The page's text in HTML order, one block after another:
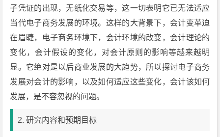
子凭证的出现，无纸化交易等，这一切表明它已无法适应
当代电子商务发展的环境。这样的大背景下，会计变革迫
在眉睫，电子商务环境下，会计环境的改变，会计理论的
变化，会计假设的变化，对会计原则的影响等越来越明
显。它绝对是以后商业发展的大趋势，所以探讨电子商务
发展对会计的影响，以及如何适应这些变化，会计该如何
发展，是不容忽视的问题。
2. 研究内容和预期目标